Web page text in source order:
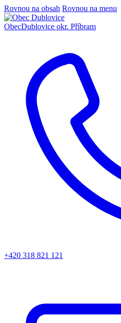
Rovnou na obsah Rovnou na menu
ObecDublovice okr. Příbram
+420 318 821 121